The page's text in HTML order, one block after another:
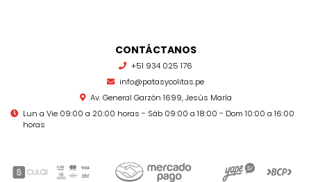
CONTÁCTANOS
+51 934 025 176
info@patasycolitas.pe
Av. General Garzón 1699, Jesús María
Lun a Vie 09:00 a 20:00 horas - Sáb 09:00 a 18:00 - Dom 10:00 a 16:00
horas